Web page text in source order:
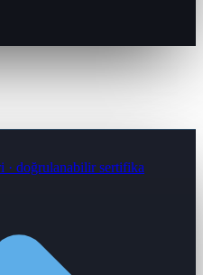
· doğrulanabilir sertifika